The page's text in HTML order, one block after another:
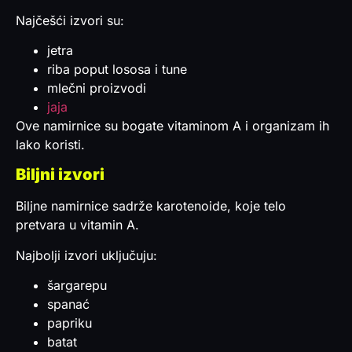
Najčešći izvori su:
jetra
riba poput lososa i tune
mlečni proizvodi
jaja
Ove namirnice su bogate vitaminom A i organizam ih
lako koristi.
Biljni izvori
Biljne namirnice sadrže karotenoide, koje telo
pretvara u vitamin A.
Najbolji izvori uključuju:
šargarepu
spanać
papriku
batat